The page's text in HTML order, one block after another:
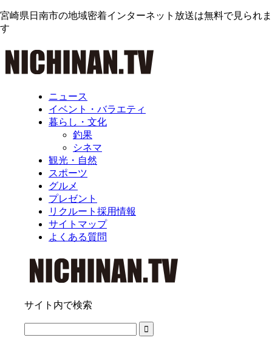
宮崎県日南市の地域密着インターネット放送は無料で見られま
す
ニュース
イベント・バラエティ
暮らし・文化
釣果
シネマ
観光・自然
スポーツ
グルメ
プレゼント
リクルート採用情報
サイトマップ
よくある質問
サイト内で検索